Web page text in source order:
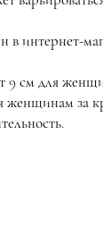
в интернет-
9 см для
женщинам за